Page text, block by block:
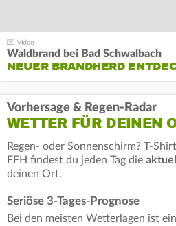
Waldbrand bei Bad Schwalbach
NEUER BRANDHERD
Vorhersage & Regen-Radar
WETTER FÜR DEINEN
Regen- oder Sonnenschirm? T-
FFH findest du jeden Tag die
deinen Ort.
Seriöse 3-Tages-Prognose
Bei den meisten Wetterlagen ist